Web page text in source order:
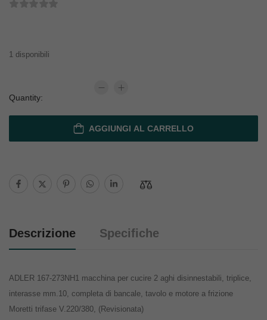
1 disponibili
Quantity:
AGGIUNGI AL CARRELLO
Descrizione Specifiche
ADLER 167-273NH1 macchina per cucire 2 aghi disinnestabili, triplice,
interasse mm.10, completa di bancale, tavolo e motore a frizione
Moretti trifase V.220/380, (Revisionata)